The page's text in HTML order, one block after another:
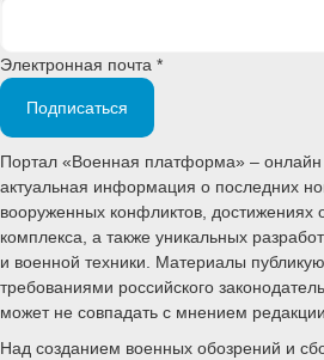
Электронная почта *
Подписаться
Портал «Военная платформа» – онлайн
актуальная информация о последних
вооруженных конфликтов,
комплекса, а также уникальных
и военной техники. Материалы
требованиями российского
может не совпадать с мнением редакции.
Над созданием военных обозрений и